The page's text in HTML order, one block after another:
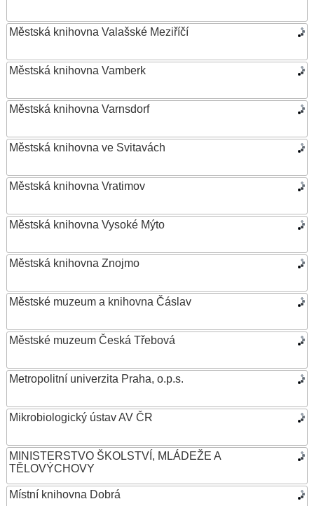
Městská knihovna Valašské Meziříčí
Městská knihovna Vamberk
Městská knihovna Varnsdorf
Městská knihovna ve Svitavách
Městská knihovna Vratimov
Městská knihovna Vysoké Mýto
Městská knihovna Znojmo
Městské muzeum a knihovna Čáslav
Městské muzeum Česká Třebová
Metropolitní univerzita Praha, o.p.s.
Mikrobiologický ústav AV ČR
MINISTERSTVO ŠKOLSTVÍ, MLÁDEŽE A
TĚLOVÝCHOVY
Místní knihovna Dobrá